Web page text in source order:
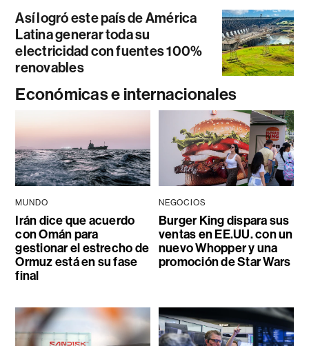
Así logró este país de América
Latina generar toda su
electricidad con fuentes 100%
renovables
Económicas e internacionales
MUNDO
Irán dice que acuerdo
con Omán para
gestionar el estrecho de
Ormuz está en su fase
final
NEGOCIOS
Burger King dispara sus
ventas en EE.UU. con un
nuevo Whopper y una
promoción de Star Wars